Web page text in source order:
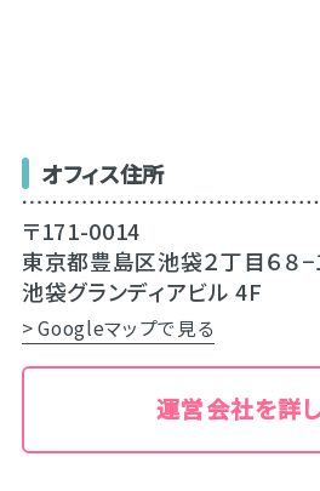
オフィス住所
〒171-0014
東京都豊島区池袋２丁目６８−
池袋グランディアビル 4F
> Googleマップで見る
運営会社を詳